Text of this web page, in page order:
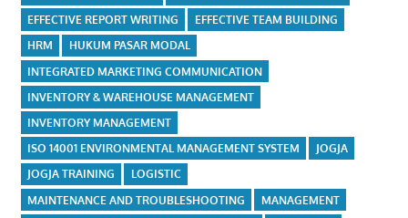
EFFECTIVE REPORT WRITING
EFFECTIVE TEAM BUILDING
HRM
HUKUM PASAR MODAL
INTEGRATED MARKETING COMMUNICATION
INVENTORY & WAREHOUSE MANAGEMENT
INVENTORY MANAGEMENT
ISO 14001 ENVIRONMENTAL MANAGEMENT SYSTEM
JOGJA
JOGJA TRAINING
LOGISTIC
MAINTENANCE AND TROUBLESHOOTING
MANAGEMENT